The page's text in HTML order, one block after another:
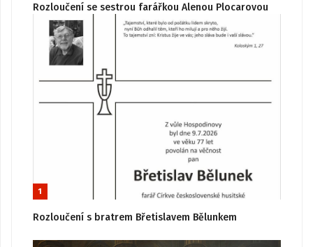
Rozloučení se sestrou farářkou Alenou Plocarovou
1
Rozloučení s bratrem Břetislavem Bělunkem